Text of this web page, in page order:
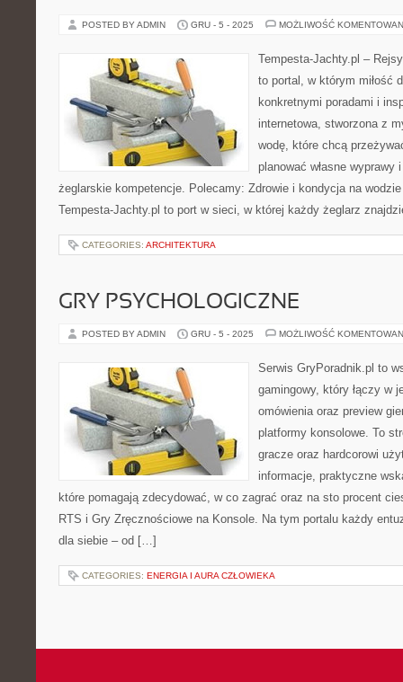
POSTED BY ADMIN GRU - 5 - 2025 MOŻLIWOŚĆ
Tempesta-Jachty.pl –
to portal, w którym miłość
konkretnymi poradami i
internetowa, stworzona z
wodę, które chcą
planować własne
żeglarskie kompetencje. Polecamy: Zdrowie i kondycja na
Tempesta-Jachty.pl to port w sieci, w której każdy żeglarz
CATEGORIES: ARCHITEKTURA
GRY PSYCHOLOGICZNE
POSTED BY ADMIN GRU - 5 - 2025 MOŻLIWOŚĆ
Serwis GryPoradnik.pl to
gamingowy, który łączy w
omówienia oraz preview
platformy konsolowe. To
gracze oraz hardcorowi
informacje, praktyczne
które pomagają zdecydować, w co zagrać oraz na sto procent
RTS i Gry Zręcznościowe na Konsole. Na tym portalu każdy
dla siebie – od […]
CATEGORIES: ENERGIA I AURA CZŁOWIEKA